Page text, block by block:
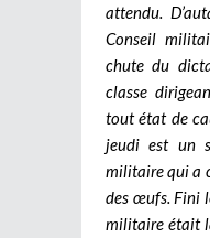
attendu.
Conseil
chute du
classe
tout état de
jeudi est un
militaire qui a
des œufs. Fini
militaire était